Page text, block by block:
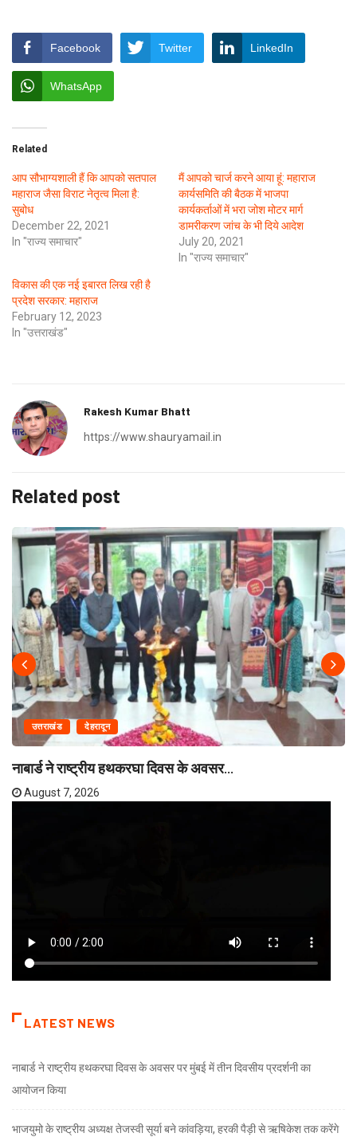
Facebook Twitter LinkedIn
WhatsApp
Related
आप सौभाग्यशाली हैं कि आपको सतपाल
महाराज जैसा विराट नेतृत्व मिला है:
सुबोध
December 22, 2021
In "राज्य समाचार"
मैं आपको चार्ज करने आया हूं: महाराज
कार्यसमिति की बैठक में भाजपा
कार्यकर्ताओं में भरा जोश मोटर मार्ग
डामरीकरण जांच के भी दिये आदेश
July 20, 2021
In "राज्य समाचार"
विकास की एक नई इबारत लिख रही है
प्रदेश सरकार: महाराज
February 12, 2023
In "उत्तराखंड"
Rakesh Kumar Bhatt
https://www.shauryamail.in
Related post
उत्तराखंड देहरादून
नाबार्ड ने राष्ट्रीय हथकरघा दिवस के अवसर...
August 7, 2026
LATEST NEWS
नाबार्ड ने राष्ट्रीय हथकरघा दिवस के अवसर पर मुंबई में तीन दिवसीय प्रदर्शनी का
आयोजन किया
भाजयुमो के राष्ट्रीय अध्यक्ष तेजस्वी सूर्या बने कांवड़िया, हरकी पैड़ी से ऋषिकेश तक करेंगे